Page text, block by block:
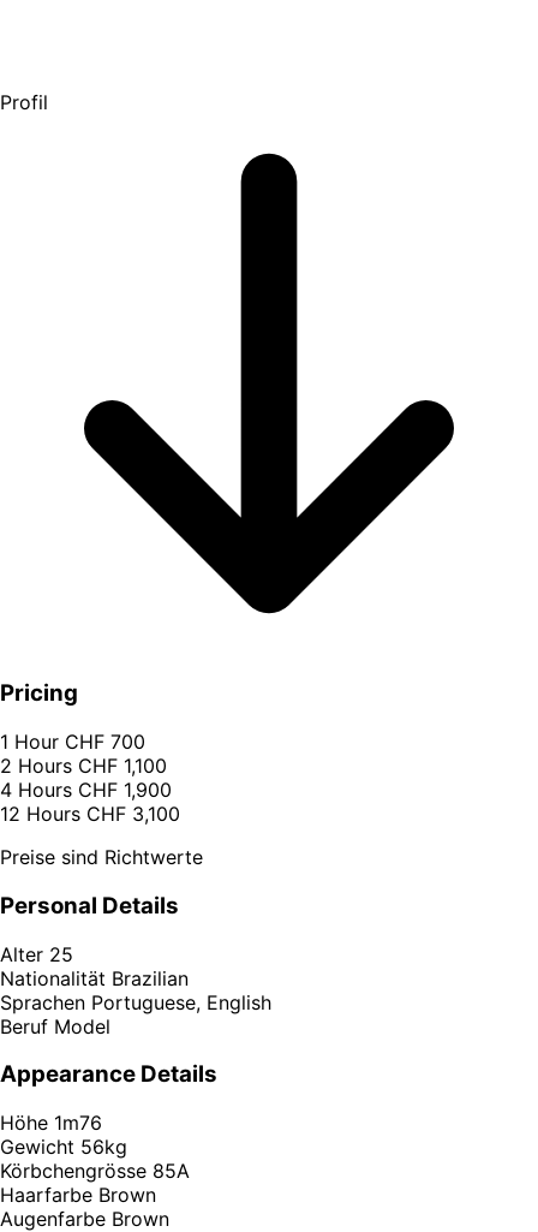
Profil
Pricing
1 Hour CHF 700
2 Hours CHF 1,100
4 Hours CHF 1,900
12 Hours CHF 3,100
Preise sind Richtwerte
Personal Details
Alter 25
Nationalität Brazilian
Sprachen Portuguese, English
Beruf Model
Appearance Details
Höhe 1m76
Gewicht 56kg
Körbchengrösse 85A
Haarfarbe Brown
Augenfarbe Brown